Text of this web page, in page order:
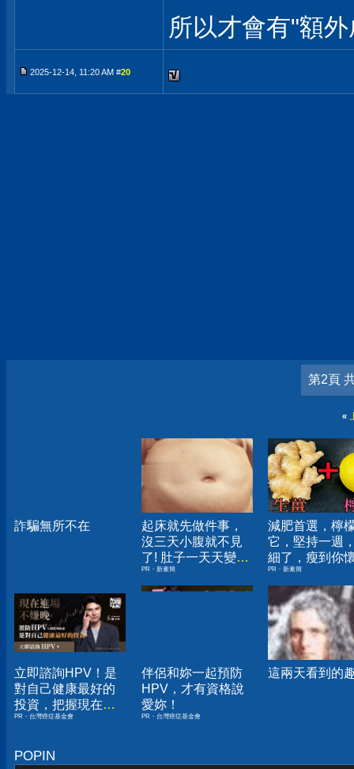
所以才會有"額
2025-12-14, 11:20 AM #20
第2頁
«
詐騙無所不在
起床就先做件事，
沒三天小腹就不見
了! 肚子一天天變
小！
PR・新素簡
減肥首選，檸
它，堅持一週
細了，瘦到你
人生
PR・新素簡
立即諮詢HPV！是
對自己健康最好的
投資，把握現在不
嫌晚！
PR・台灣癌症基金會
伴侶和妳一起預防
HPV，才有資格說
愛妳！
PR・台灣癌症基金會
這兩天看到的
POPIN